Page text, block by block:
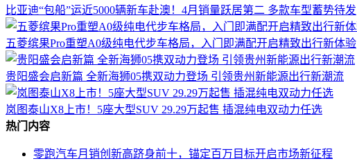
比亚迪“包船”运近5000辆新车赴澳！4月销量跃居第二 多款车型蓄势待发
五菱缤果Pro重塑A0级纯电代步车格局，入门即满配开启精致出行新体验
贵阳盛会启新篇 全新海狮05携双动力登场 引领贵州新能源出行新潮流
岚图泰山X8上市！5座大型SUV 29.29万起售 插混纯电双动力任选
热门内容
零跑汽车月销创新高跻身前十，锚定百万目标开启市场新征程